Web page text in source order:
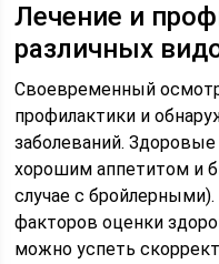
Лечение и
различных
Своевременный
профилактики и
заболеваний.
хорошим аппетитом и
случае с
факторов оценки
можно успеть